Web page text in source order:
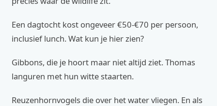
Een dagtocht kost ongeveer €50-€70 per persoon,
inclusief lunch. Wat kun je hier zien?
Gibbons, die je hoort maar niet altijd ziet. Thomas
languren met hun witte staarten.
Reuzenhornvogels die over het water vliegen. En als